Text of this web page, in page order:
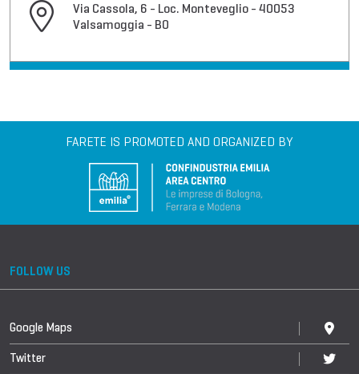
Via Cassola, 6 - Loc. Monteveglio - 40053
Valsamoggia - BO
FARETE IS PROMOTED AND ORGANIZED BY
FOLLOW US
Google Maps
Twitter